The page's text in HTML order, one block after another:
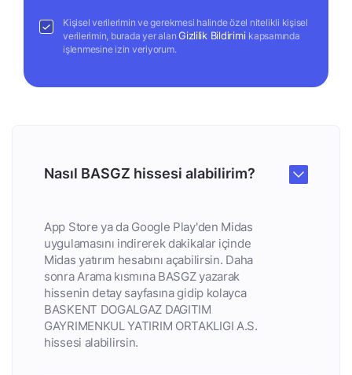
Kişisel verilerimin ve gerekmesi halinde özel nitelikli kişisel
verilerimin, burada yer alanGizlilik Bildirimi kapsamında
işlenmesine izin veriyorum.
Nasıl BASGZ hissesi alabilirim?
App Store ya da Google Play'den Midas
uygulamasını indirerek dakikalar içinde
Midas yatırım hesabını açabilirsin. Daha
sonra Arama kısmına BASGZ yazarak
hissenin detay sayfasına gidip kolayca
BASKENT DOGALGAZ DAGITIM
GAYRIMENKUL YATIRIM ORTAKLIGI A.S.
hissesi alabilirsin.